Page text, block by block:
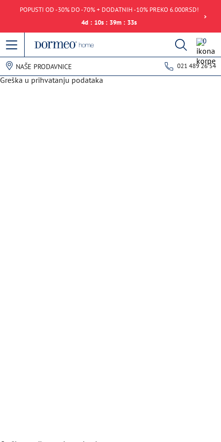
POPUSTI OD -30% DO -70% + DODATNIH -10% PREKO 6.000RSD!
4d : 10s : 39m : 33s
0
NAŠE PRODAVNICE 021 489 26 54
Greška u prihvatanju podataka